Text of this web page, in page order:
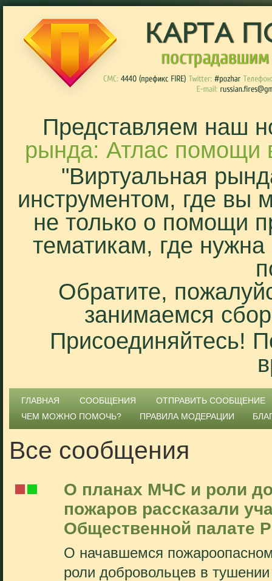
Представляем наш
рында: Атлас помощи
"Виртуальная
инструментом, где вы
не только о помощи
тематикам, где
Обратите,
занимаемся
Присоединяйтесь!
ГЛАВНАЯ СООБЩЕНИЯ
ОТПРАВИТЬ СООБЩЕНИЕ
ЧЕМ МОЖНО ПОМОЧЬ?
ПРАВИЛА МОДЕРАЦИИ
Все сообщения
О планах МЧС и роли
пожаров рассказали
Общественной палате
О начавшемся
роли добровольцев в